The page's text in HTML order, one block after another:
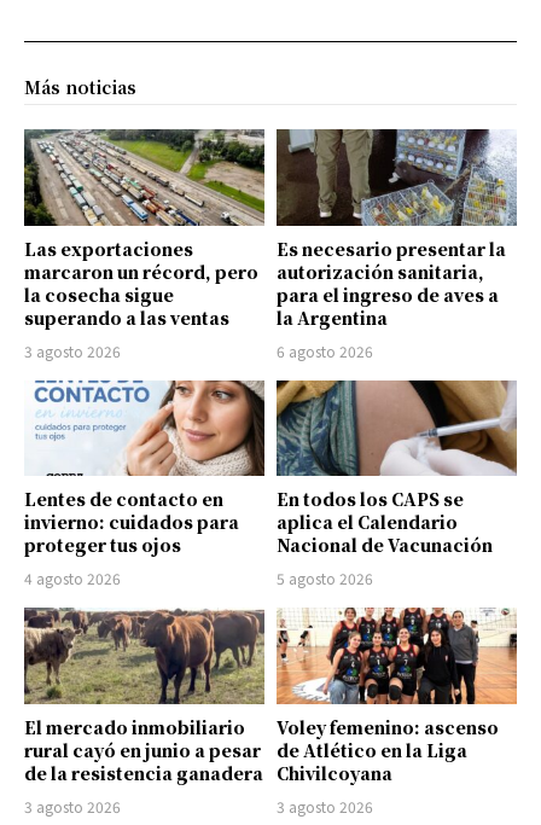
Más noticias
Las exportaciones
marcaron un récord, pero
la cosecha sigue
superando a las ventas
3 agosto 2026
Es necesario presentar la
autorización sanitaria,
para el ingreso de aves a
la Argentina
6 agosto 2026
Lentes de contacto en
invierno: cuidados para
proteger tus ojos
4 agosto 2026
En todos los CAPS se
aplica el Calendario
Nacional de Vacunación
5 agosto 2026
El mercado inmobiliario
rural cayó en junio a pesar
de la resistencia ganadera
3 agosto 2026
Voley femenino: ascenso
de Atlético en la Liga
Chivilcoyana
3 agosto 2026